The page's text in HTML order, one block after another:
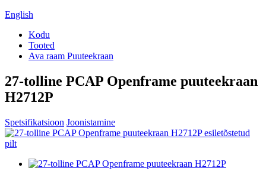
English
Kodu
Tooted
Ava raam Puuteekraan
27-tolline PCAP Openframe puuteekraan
H2712P
Spetsifikatsioon Joonistamine